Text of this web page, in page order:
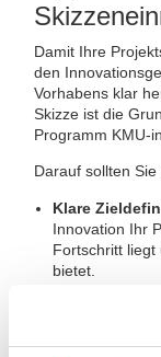
Damit Ihre
den
Vorhabens klar
Skizze ist die
Programm KMU-
Darauf sollten Sie
Klare
Innovation Ihr
Fortschritt
bietet.